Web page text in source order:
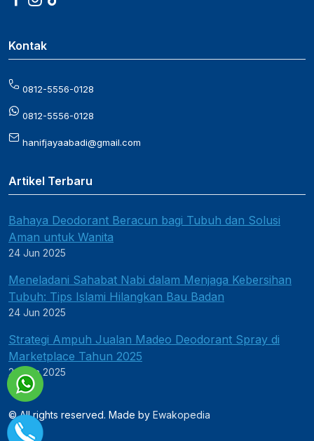
Kontak
0812-5556-0128
0812-5556-0128
hanifjayaabadi@gmail.com
Artikel Terbaru
Bahaya Deodorant Beracun bagi Tubuh dan Solusi
Aman untuk Wanita
24 Jun 2025
Meneladani Sahabat Nabi dalam Menjaga Kebersihan
Tubuh: Tips Islami Hilangkan Bau Badan
24 Jun 2025
Strategi Ampuh Jualan Madeo Deodorant Spray di
Marketplace Tahun 2025
24 Jun 2025
© All rights reserved. Made by Ewakopedia